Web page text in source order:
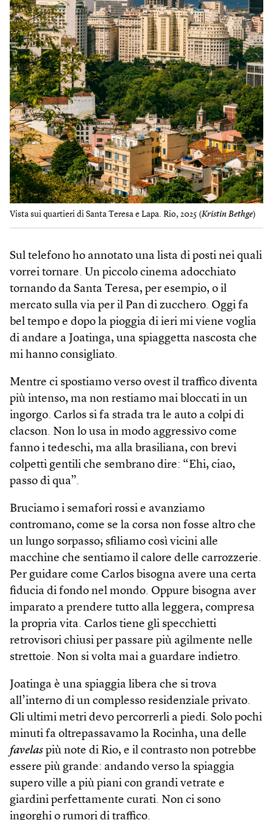
Vista sui quartieri di Santa Teresa e Lapa. Rio, 2025 (Kristin Bethge)
Sul telefono ho annotato una lista di posti nei quali
vorrei tornare. Un piccolo cinema adocchiato
tornando da Santa Teresa, per esempio, o il
mercato sulla via per il Pan di zucchero. Oggi fa
bel tempo e dopo la pioggia di ieri mi viene voglia
di andare a Joatinga, una spiaggetta nascosta che
mi hanno consigliato.
Mentre ci spostiamo verso ovest il traffico diventa
più intenso, ma non restiamo mai bloccati in un
ingorgo. Carlos si fa strada tra le auto a colpi di
clacson. Non lo usa in modo aggressivo come
fanno i tedeschi, ma alla brasiliana, con brevi
colpetti gentili che sembrano dire: “Ehi, ciao,
passo di qua”.
Bruciamo i semafori rossi e avanziamo
contromano, come se la corsa non fosse altro che
un lungo sorpasso; sfiliamo così vicini alle
macchine che sentiamo il calore delle carrozzerie.
Per guidare come Carlos bisogna avere una certa
fiducia di fondo nel mondo. Oppure bisogna aver
imparato a prendere tutto alla leggera, compresa
la propria vita. Carlos tiene gli specchietti
retrovisori chiusi per passare più agilmente nelle
strettoie. Non si volta mai a guardare indietro.
Joatinga è una spiaggia libera che si trova
all’interno di un complesso residenziale privato.
Gli ultimi metri devo percorrerli a piedi. Solo pochi
minuti fa oltrepassavamo la Rocinha, una delle
favelas più note di Rio, e il contrasto non potrebbe
essere più grande: andando verso la spiaggia
supero ville a più piani con grandi vetrate e
giardini perfettamente curati. Non ci sono
ingorghi o rumori di traffico.